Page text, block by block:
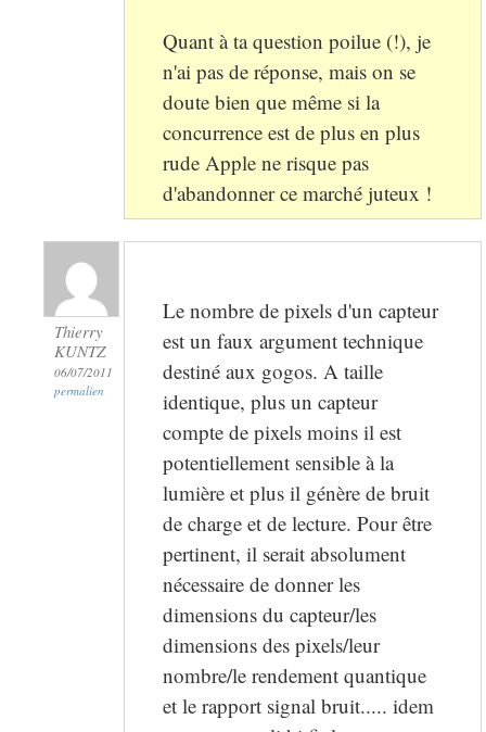
Quant à ta question poilue (!), je
n'ai pas de réponse, mais on se
doute bien que même si la
concurrence est de plus en plus
rude Apple ne risque pas
d'abandonner ce marché juteux !
Thierry
KUNTZ
06/07/2011
permalien
Le nombre de pixels d'un capteur
est un faux argument technique
destiné aux gogos. A taille
identique, plus un capteur
compte de pixels moins il est
potentiellement sensible à la
lumière et plus il génère de bruit
de charge et de lecture. Pour être
pertinent, il serait absolument
nécessaire de donner les
dimensions du capteur/les
dimensions des pixels/leur
nombre/le rendement quantique
et le rapport signal bruit..... idem